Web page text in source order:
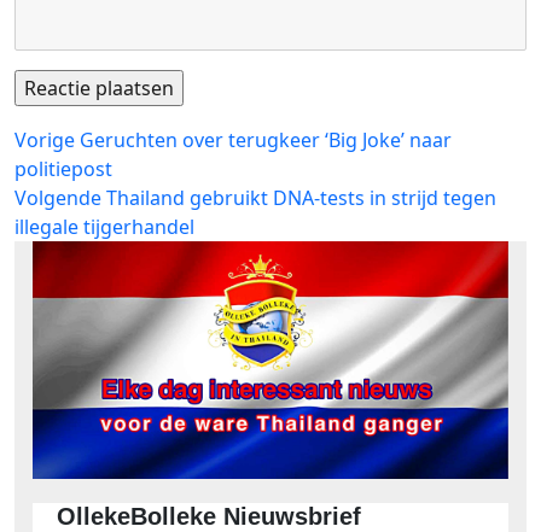
Bericht
navigatie
Vorige Vorig
bericht:
Geruchten over terugkeer ‘Big Joke’ naar
politiepost
VolgendeVolgend
bericht:
Thailand gebruikt DNA-tests in strijd tegen
illegale tijgerhandel
OllekeBolleke Nieuwsbrief